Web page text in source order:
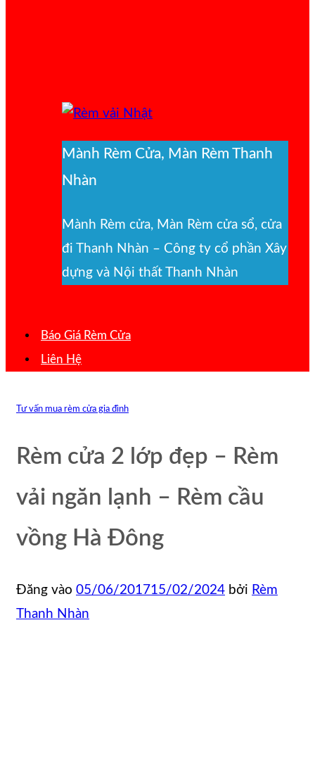
Mành Rèm Cửa, Màn Rèm Thanh
Nhàn
Mành Rèm cửa, Màn Rèm cửa sổ, cửa
đi Thanh Nhàn – Công ty cổ phần Xây
dựng và Nội thất Thanh Nhàn
Báo Giá Rèm Cửa
Liên Hệ
Tư vấn mua rèm cửa gia đình
Rèm cửa 2 lớp đẹp – Rèm
vải ngăn lạnh – Rèm cầu
vồng Hà Đông
Đăng vào 05/06/201715/02/2024 bởi Rèm
Thanh Nhàn